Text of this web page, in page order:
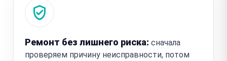
Ремонт без лишнего риска: сначала
проверяем причину неисправности, потом